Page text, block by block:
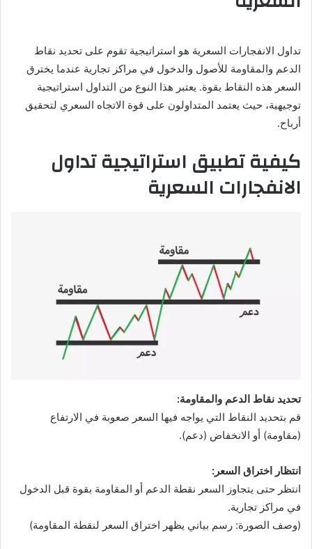
تداول الانفجارات السعرية هو استراتيجية تقوم على تحديد نقاط
الدعم والمقاومة للأصول والدخول في مراكز تجارية عندما يخترق
السعر هذه النقاط بقوة. يعتبر هذا النوع من التداول استراتيجية
توجيهية، حيث يعتمد المتداولون على قوة الاتجاه السعري لتحقيق
أرباح.
كيفية تطبيق استراتيجية تداول
الانفجارات السعرية
تحديد نقاط الدعم والمقاومة:
قم بتحديد النقاط التي يواجه فيها السعر صعوبة في الارتفاع
(مقاومة) أو الانخفاض (دعم).
انتظار اختراق السعر:
انتظر حتى يتجاوز السعر نقطة الدعم أو المقاومة بقوة قبل الدخول
في مراكز تجارية.
(وصف الصورة: رسم بياني يظهر اختراق السعر لنقطة المقاومة)